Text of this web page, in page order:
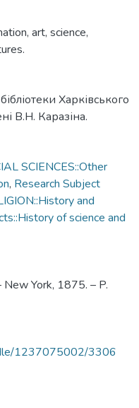
art, science,
Харківського
В.Н. Каразіна.
SCIENCES::Other
, Research Subject
and
of science and
York, 1875. – P.
1237075002/3306